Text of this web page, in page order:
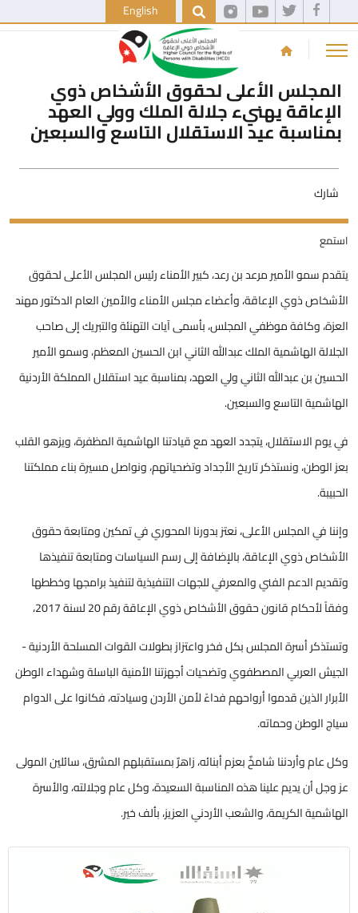
English
المجلس الأعلى لحقوق الأشخاص ذوي
الإعاقة يهنيء جلالة الملك وولي العهد
بمناسبة عيد الاستقلال التاسع والسبعين
شارك
استمع
يتقدم سمو الأمير مرعد بن رعد، كبير الأمناء رئيس المجلس الأعلى لحقوق
الأشخاص ذوي الإعاقة، وأعضاء مجلس الأمناء والأمين العام الدكتور مهند
العزة، وكافة موظفي المجلس، بأسمى آيات التهنئة والتبريك إلى صاحب
الجلالة الهاشمية الملك عبدالله الثاني ابن الحسين المعظم، وسمو الأمير
الحسين بن عبدالله الثاني ولي العهد، بمناسبة عيد استقلال المملكة الأردنية
الهاشمية التاسع والسبعين.
في يوم الاستقلال، يتجدد العهد مع قيادتنا الهاشمية المظفرة، ويزهو القلب
بعز الوطن، ونستذكر تاريخ الأجداد وتضحياتهم، ونواصل مسيرة بناء مملكتنا
الحبيبة.
وإننا في المجلس الأعلى، نعتز بدورنا المحوري في تمكين ومتابعة حقوق
الأشخاص ذوي الإعاقة، بالإضافة إلى رسم السياسات ومتابعة تنفيذها
وتقديم الدعم الفني والمعرفي للجهات التنفيذية لتنفيذ برامجها وخططها
وفقاً لأحكام قانون حقوق الأشخاص ذوي الإعاقة رقم 20 لسنة 2017،
وتستذكر أسرة المجلس بكل فخر واعتزاز بطولات القوات المسلحة الأردنية -
الجيش العربي المصطفوي وتضحيات أجهزتنا الأمنية الباسلة وشهداء الوطن
الأبرار الذين قدموا أرواحهم فداءً لأمن الأردن وسيادته، فكانوا على الدوام
سياج الوطن وحماته.
وكل عام وأردننا شامخٌ بعزم أبنائه، زاهرٌ بمستقبلهم المشرق، سائلين المولى
عز وجل أن يديم علينا هذه المناسبة السعيدة، وكل عام وجلالته، والأسرة
الهاشمية الكريمة، والشعب الأردني العزيز، بألف خير.